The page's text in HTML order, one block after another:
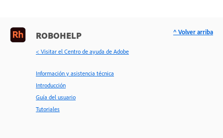
ROBOHELP
< Visitar el Centro de ayuda de Adobe
Información y asistencia técnica
Introducción
Guía del usuario
Tutoriales
^ Volver arriba